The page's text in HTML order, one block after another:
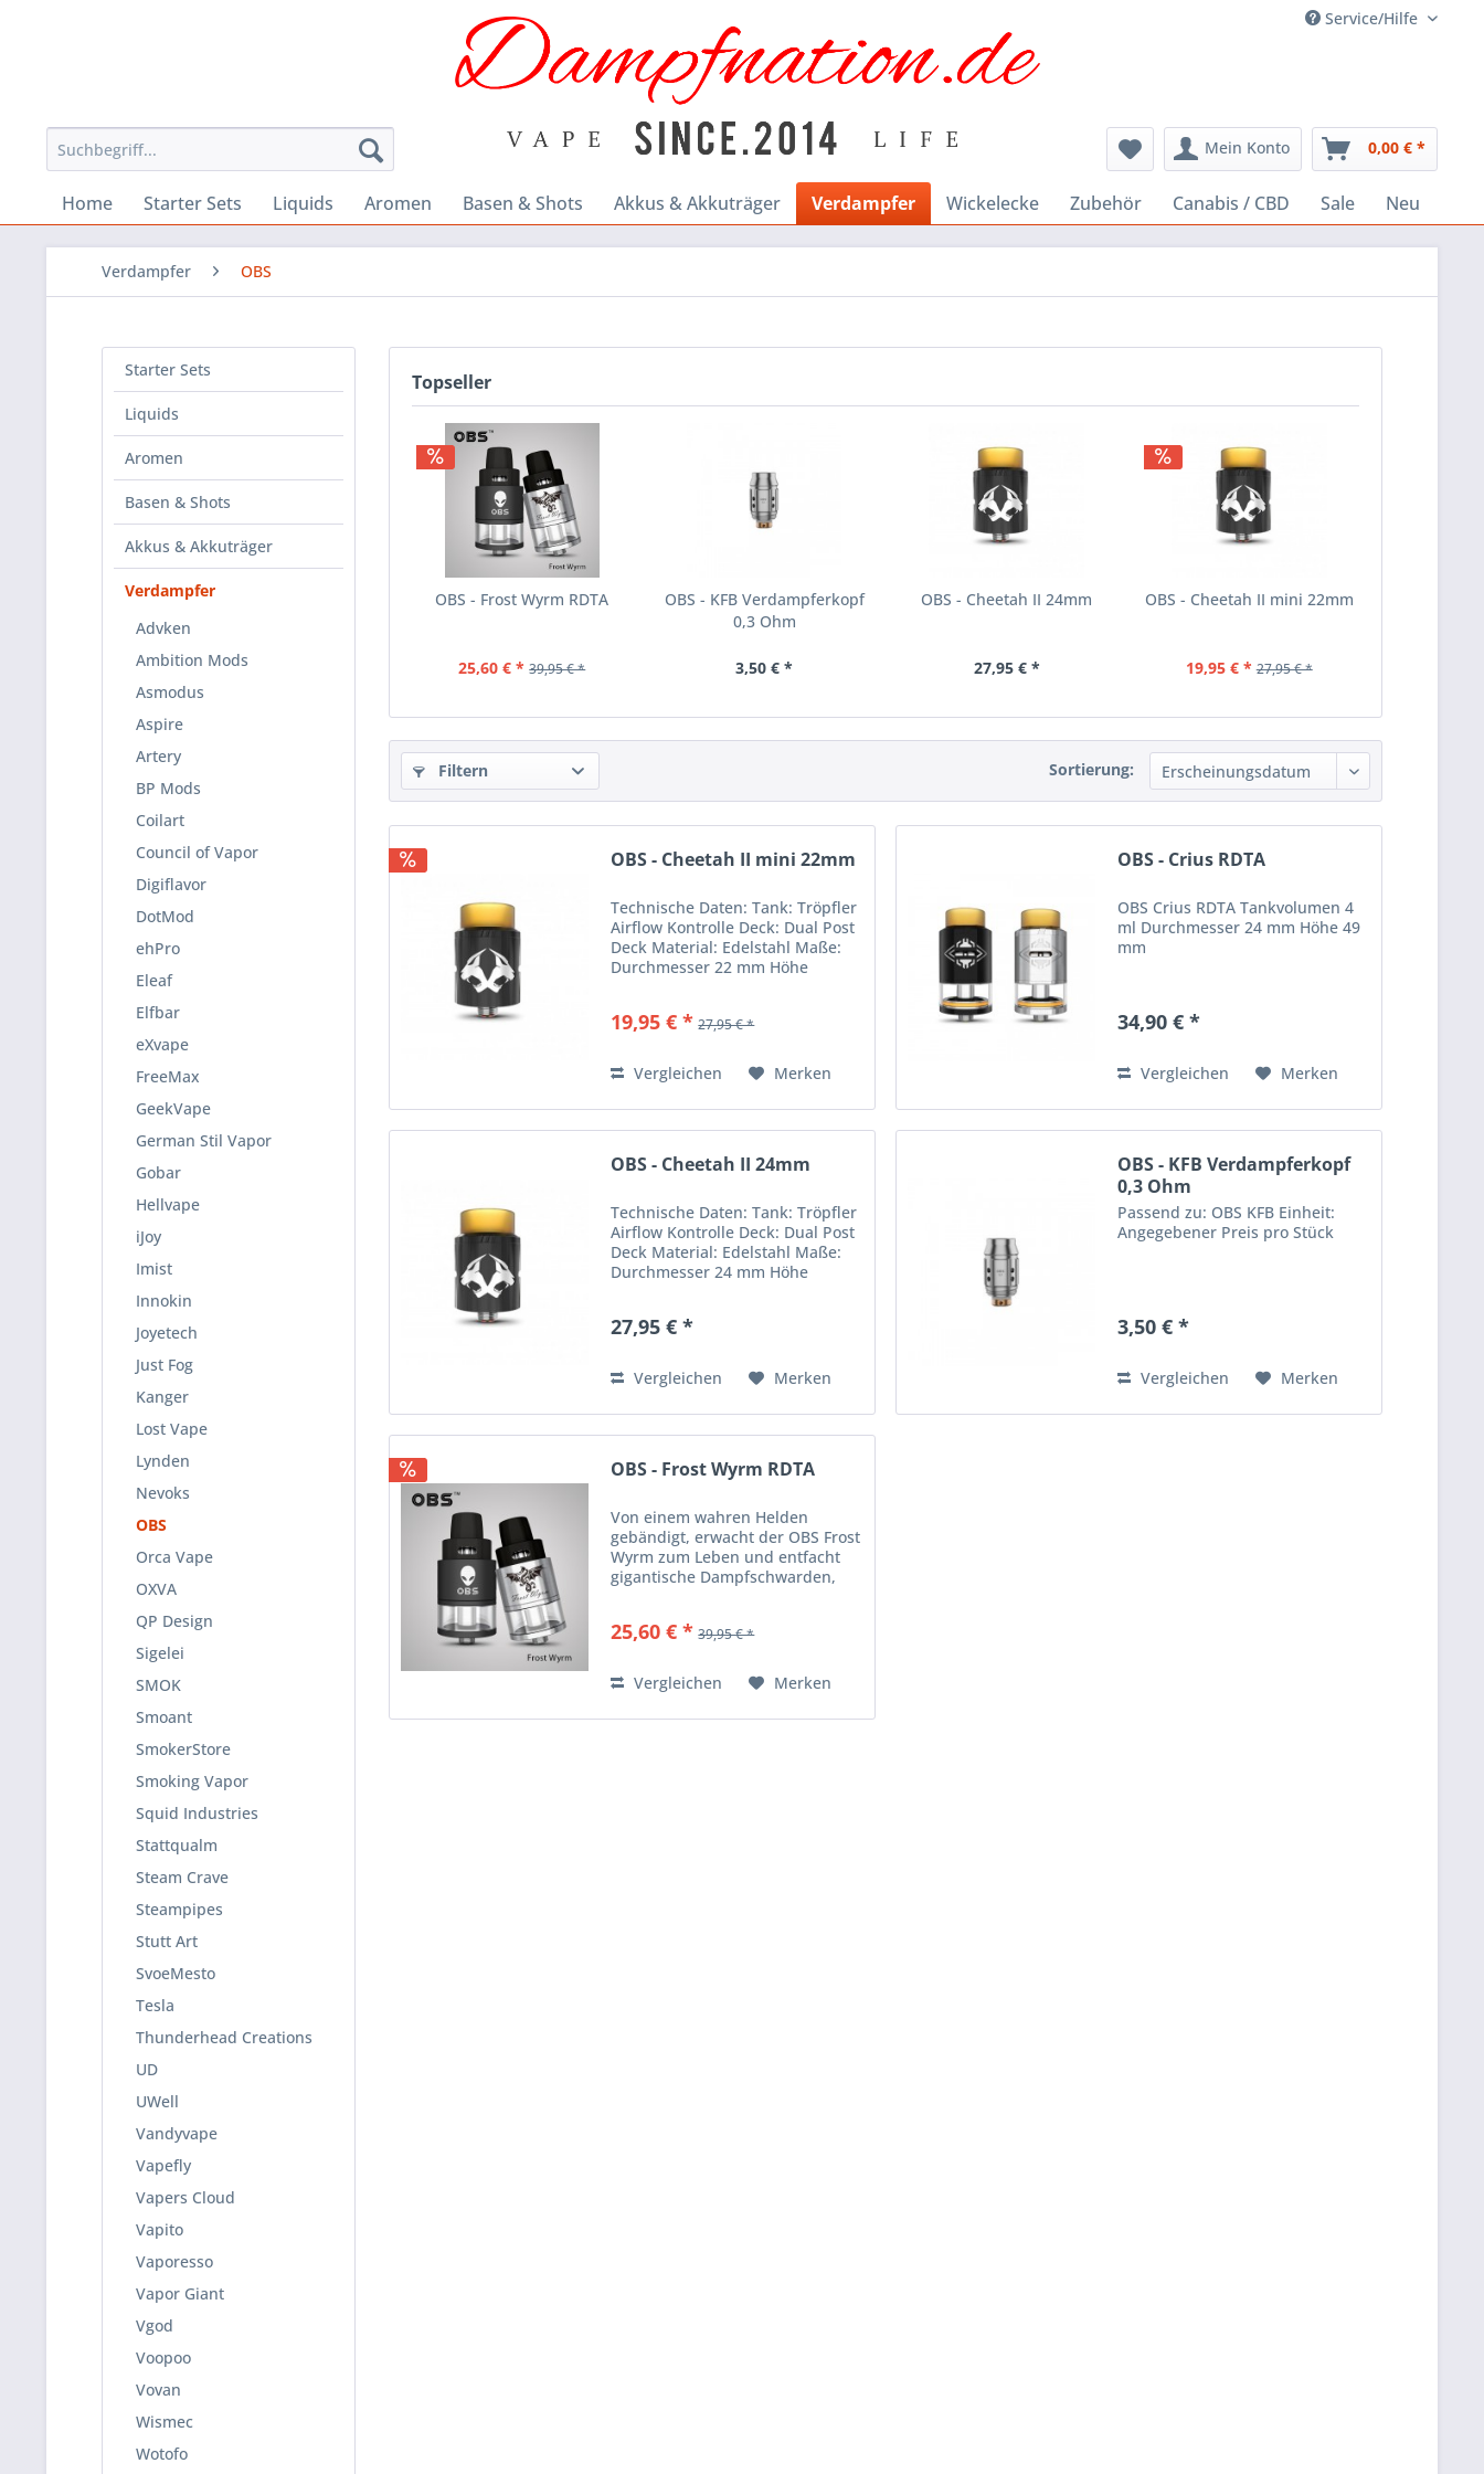
Service/Hilfe
Mein Konto 0,00 € *
Home Starter Sets Liquids Aromen Basen & Shots Akkus & Akkuträger Verdampfer Wickelecke Zubehör Canabis / CBD Sale Neu
Verdampfer OBS
Starter Sets
Liquids
Aromen
Basen & Shots
Akkus & Akkuträger
Verdampfer
Advken
Ambition Mods
Asmodus
Aspire
Artery
BP Mods
Coilart
Council of Vapor
Digiflavor
DotMod
ehPro
Eleaf
Elfbar
eXvape
FreeMax
GeekVape
German Stil Vapor
Gobar
Hellvape
iJoy
Imist
Innokin
Joyetech
Just Fog
Kanger
Lost Vape
Lynden
Nevoks
OBS
Orca Vape
OXVA
QP Design
Sigelei
SMOK
Smoant
SmokerStore
Smoking Vapor
Squid Industries
Stattqualm
Steam Crave
Steampipes
Stutt Art
SvoeMesto
Tesla
Thunderhead Creations
UD
UWell
Vandyvape
Vapefly
Vapers Cloud
Vapito
Vaporesso
Vapor Giant
Vgod
Voopoo
Vovan
Wismec
Wotofo
Topseller
OBS - Frost Wyrm RDTA
25,60 € * 39,95 € *
OBS - KFB Verdampferkopf
0,3 Ohm
3,50 € *
OBS - Cheetah II 24mm
27,95 € *
OBS - Cheetah II mini 22mm
19,95 € * 27,95 € *
Filtern Sortierung:
OBS - Cheetah II mini 22mm
Technische Daten: Tank: Tröpfler
Airflow Kontrolle Deck: Dual Post
Deck Material: Edelstahl Maße:
Durchmesser 22 mm Höhe
gold handelt es sich um eine
19,95 € * 27,95 € *
Vergleichen Merken
OBS - Crius RDTA
OBS Crius RDTA Tankvolumen 4
ml Durchmesser 24 mm Höhe 49
mm
34,90 € *
Vergleichen Merken
OBS - Cheetah II 24mm
Technische Daten: Tank: Tröpfler
Airflow Kontrolle Deck: Dual Post
Deck Material: Edelstahl Maße:
Durchmesser 24 mm Höhe
gold handelt es sich um eine
27,95 € *
Vergleichen Merken
OBS - KFB Verdampferkopf
0,3 Ohm
Passend zu: OBS KFB Einheit:
Angegebener Preis pro Stück
3,50 € *
Vergleichen Merken
OBS - Frost Wyrm RDTA
Von einem wahren Helden
gebändigt, erwacht der OBS Frost
Wyrm zum Leben und entfacht
gigantische Dampfschwarden,
lassen. Produktdetails
Produktmaterial:...
25,60 € * 39,95 € *
Vergleichen Merken